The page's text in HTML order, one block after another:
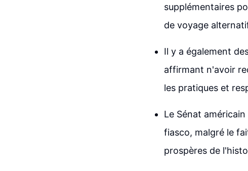
supplémentaires
de voyage
Il y a également
affirmant n'avoir
les pratiques et
Le Sénat
fiasco, malgré le
prospères de